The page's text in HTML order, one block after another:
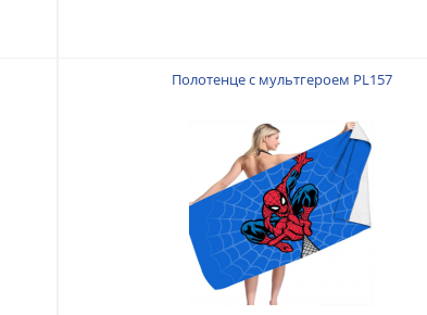
Полотенце с мультгероем PL157